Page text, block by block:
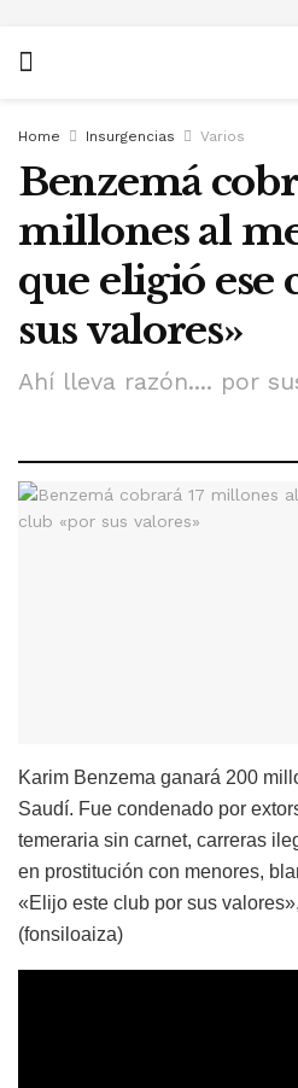
Home Insurgencias Varios
Benzemá
millones al
que eligió ese
sus valores»
Ahí lleva razón.... por
Karim Benzema ganará 200
Saudí. Fue condenado por
temeraria sin carnet, carreras
en prostitución con menores,
«Elijo este club por sus
(fonsiloaiza)